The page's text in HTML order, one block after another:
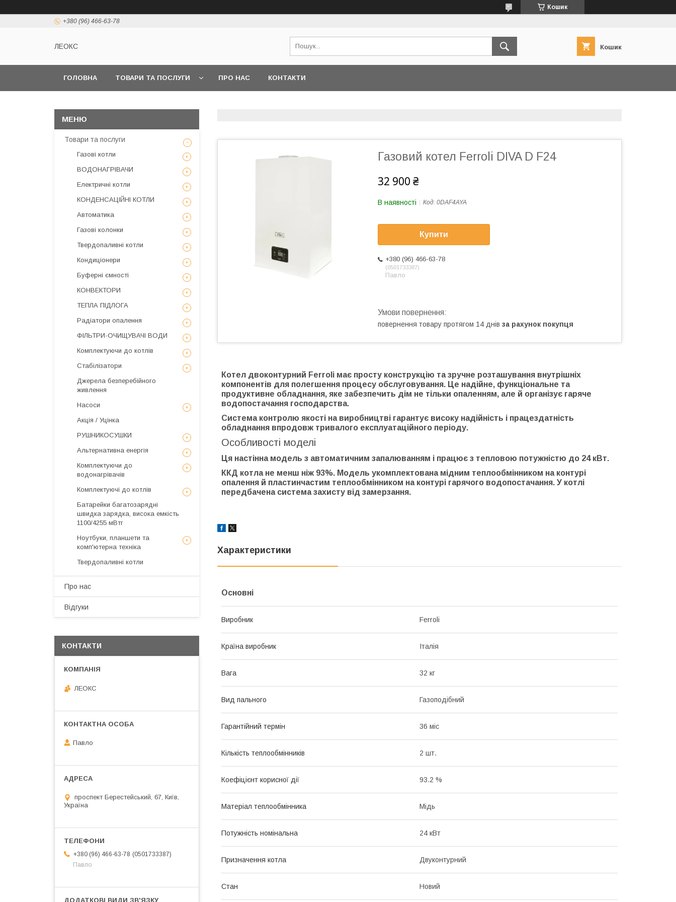
Кошик
+380 (96) 466-63-78
ЛЕОКС Кошик
ГОЛОВНА ТОВАРИ ТА ПОСЛУГИ ПРО НАС КОНТАКТИ
Газовий котел Ferroli DIVA D F24
32 900 ₴
В наявності Код: 0DAF4AYA
Купити
+380 (96) 466-63-78
0501733387
Павло
повернення товару протягом 14 днів за рахунок покупця
Котел двоконтурний Ferroli має просту конструкцію та зручне розташування внутрішніх
компонентів для полегшення процесу обслуговування. Це надійне, функціональне та
продуктивне обладнання, яке забезпечить дім не тільки опаленням, але й організує гаряче
водопостачання господарства.
Система контролю якості на виробництві гарантує високу надійність і працездатність
обладнання впродовж тривалого експлуатаційного періоду.
Особливості моделі
Ця настінна модель з автоматичним запалюванням і працює з тепловою потужністю до 24 кВт.
ККД котла не менш ніж 93%. Модель укомплектована мідним теплообмінником на контурі
опалення й пластинчастим теплообмінником на контурі гарячого водопостачання. У котлі
передбачена система захисту від замерзання.
Характеристики
Основні
Виробник Ferroli
Країна виробник Італія
Вага 32 кг
Вид пального Газоподібний
Гарантійний термін 36 міс
Кількість теплообмінників 2 шт.
Коефіцієнт корисної дії 93.2 %
Матеріал теплообмінника Мідь
Потужність номінальна 24 кВт
Призначення котла Двуконтурний
Стан Новий
Товари та послуги
Газові котли
ВОДОНАГРІВАЧИ
Електричні котли
КОНДЕНСАЦІЙНІ КОТЛИ
Автоматика
Газові колонки
Твердопаливні котли
Кондиціонери
Буферні ємності
КОНВЕКТОРИ
ТЕПЛА ПІДЛОГА
Радіатори опалення
ФІЛЬТРИ-ОЧИЩУВАЧІ ВОДИ
Комплектуючи до котлів
Стабілізатори
Джерела безперебійного
живлення
Насоси
Акція / Уцінка
РУШНИКОСУШКИ
Альтернативна енергія
Комплектуючи до
водонагрівачів
Комплектуючі до котлів
Батарейки багатозарядні
швидка зарядка, висока емкість
1100/4255 мВтг
Ноутбуки, планшети та
комп'ютерна техніка
Твердопаливні котли
Про нас
Відгуки
КОНТАКТИ
ЛЕОКС
Павло
проспект Берестейський, 67, Київ,
Україна
+380 (96) 466-63-78
0501733387
Павло